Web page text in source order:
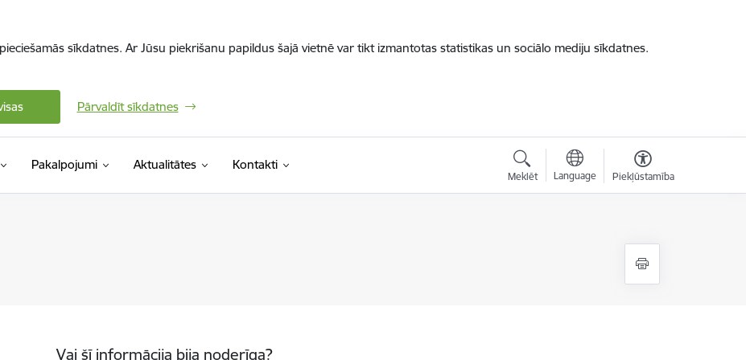
sīkdatnes. Ar Jūsu piekrišanu papildus šajā vietnē var tikt izmantotas statistikas un sociālo mediju sīkdatnes.
Pārvaldīt sīkdatnes
Pakalpojumi Aktualitātes Kontakti
Meklēt Language Piekļūstamība
Vai šī informācija bija noderīga?